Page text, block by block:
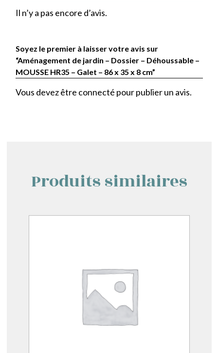
Il n’y a pas encore d’avis.
Soyez le premier à laisser votre avis sur
“Aménagement de jardin – Dossier – Déhoussable –
MOUSSE HR35 – Galet – 86 x 35 x 8 cm”
Vous devez être connecté pour publier un avis.
Produits similaires